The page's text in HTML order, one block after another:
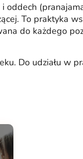
To praktyka
do każdego
Do udziału w